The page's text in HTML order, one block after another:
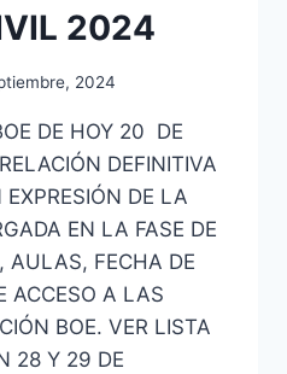
2024
2024
DE HOY 20 DE
DEFINITIVA
DE LA
EN LA FASE DE
AULAS, FECHA DE
ACCESO A LAS
BOE. VER LISTA
28 Y 29 DE